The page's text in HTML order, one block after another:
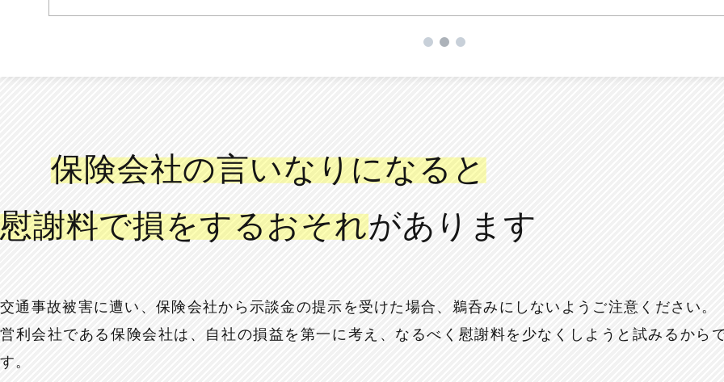
保険会社の言いなりになると
慰謝料で損をするおそれがあります
交通事故被害に遭い、保険会社から示談金の提示を受けた場合、鵜呑みにしないようご注意ください。
営利会社である保険会社は、自社の損益を第一に考え、なるべく慰謝料を少なくしようと試みるから
す。